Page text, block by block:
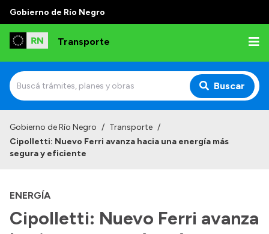
Gobierno de Río Negro
Transporte
Buscar
Institucional
Autoridades
Delegaciones
Gobierno de Río Negro / Transporte /
Cipolletti: Nuevo Ferri avanza hacia una energía más
segura y eficiente
ENERGÍA
Cipolletti: Nuevo Ferri avanza